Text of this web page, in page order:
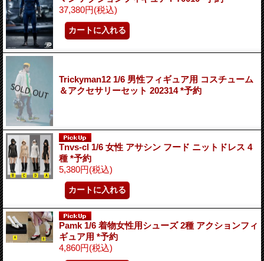
37,380円(税込)
Trickyman12 1/6 男性フィギュア用 コスチューム
＆アクセサリーセット 202314 *予約
Tnvs-cl 1/6 女性 アサシン フード ニットドレス 4
種 *予約
5,380円(税込)
Pamk 1/6 着物女性用シューズ 2種 アクションフィ
ギュア用 *予約
4,860円(税込)